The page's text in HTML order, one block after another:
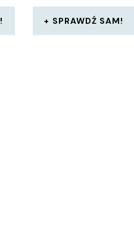
SPRAWDŹ SAM!